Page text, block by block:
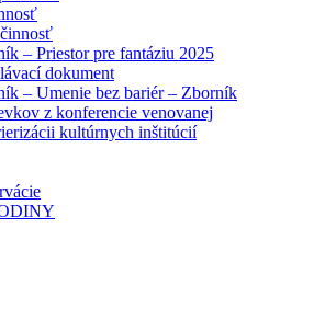
– Priestor pre fantáziu 2025
dokument
– Umenie bez bariér – Zborník
z konferencie venovanej
kultúrnych inštitúcií